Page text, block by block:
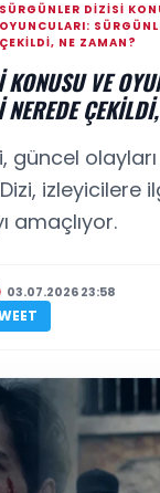
SÜRGÜNLER DIZISI
OYUNCULARI:
ÇEKILDI, NE ZAMAN?
VE
güncel
izleyicilere
amaçlıyor.
03.07.2026 23:58